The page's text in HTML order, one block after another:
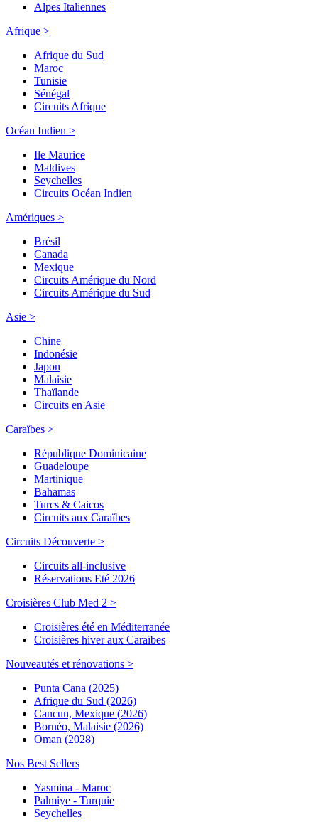
Alpes Italiennes
Afrique >
Afrique du Sud
Maroc
Tunisie
Sénégal
Circuits Afrique
Océan Indien >
Ile Maurice
Maldives
Seychelles
Circuits Océan Indien
Amériques >
Brésil
Canada
Mexique
Circuits Amérique du Nord
Circuits Amérique du Sud
Asie >
Chine
Indonésie
Japon
Malaisie
Thaïlande
Circuits en Asie
Caraïbes >
République Dominicaine
Guadeloupe
Martinique
Bahamas
Turcs & Caicos
Circuits aux Caraïbes
Circuits Découverte >
Circuits all-inclusive
Réservations Eté 2026
Croisières Club Med 2 >
Croisières été en Méditerranée
Croisières hiver aux Caraïbes
Nouveautés et rénovations >
Punta Cana (2025)
Afrique du Sud (2026)
Cancun, Mexique (2026)
Bornéo, Malaisie (2026)
Oman (2028)
Nos Best Sellers
Yasmina - Maroc
Palmiye - Turquie
Seychelles